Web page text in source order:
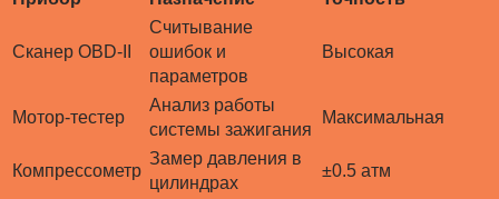
Сканер OBD-II
Считывание
ошибок и
параметров
Высокая
Мотор-тестер
Анализ работы
системы зажигания
Максимальная
Компрессометр
Замер давления в
цилиндрах
±0.5 атм